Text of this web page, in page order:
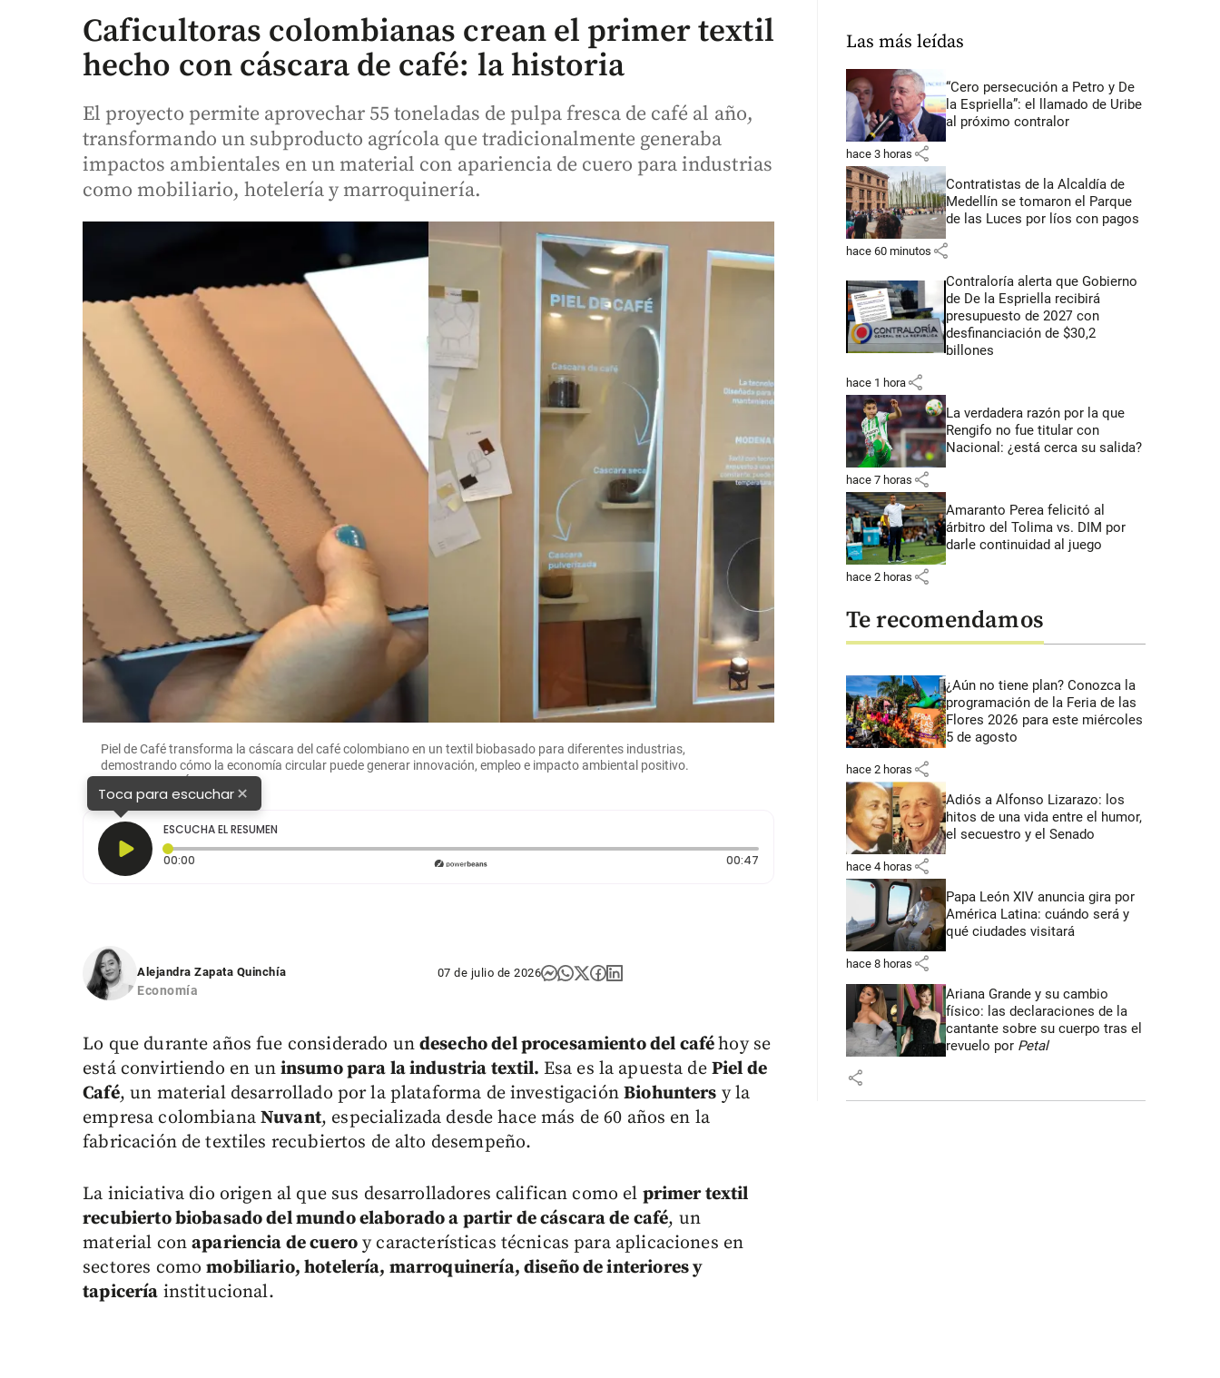
Caficultoras colombianas crean el primer textil
hecho con cáscara de café: la historia
El proyecto permite aprovechar 55 toneladas de pulpa fresca de café al año,
transformando un subproducto agrícola que tradicionalmente generaba
impactos ambientales en un material con apariencia de cuero para industrias
como mobiliario, hotelería y marroquinería.
Piel de Café transforma la cáscara del café colombiano en un textil biobasado para diferentes industrias,
demostrando cómo la economía circular puede generar innovación, empleo e impacto ambiental positivo.
Toca para escuchar×
ESCUCHA EL RESUMEN
00:00
00:47Duración: 47 segundos
Alejandra Zapata Quinchía
Economía
07 de julio de 2026
Lo que durante años fue considerado undesecho del procesamiento del caféhoy se
está convirtiendo en un insumo para la industria textil. Esa es la apuesta de Piel de
Café, un material desarrollado por la plataforma de investigaciónBiohunters y la
empresa colombianaNuvant, especializada desde hace más de 60 años en la
fabricación de textiles recubiertos de alto desempeño.
La iniciativa dio origen al que sus desarrolladores califican como el primer textil
recubierto biobasado del mundo elaborado a partir de cáscara de café, un
material conapariencia de cuero y características técnicas para aplicaciones en
sectores comomobiliario, hotelería, marroquinería, diseño de interiores y
tapicería institucional.
Las más leídas
“Cero persecución a Petro y De
la Espriella”: el llamado de Uribe
al próximo contralor
hace 3 horas share
Contratistas de la Alcaldía de
Medellín se tomaron el Parque
de las Luces por líos con pagos
hace 60 minutos share
Contraloría alerta que Gobierno
de De la Espriella recibirá
presupuesto de 2027 con
desfinanciación de $30,2
billones
hace 1 hora share
La verdadera razón por la que
Rengifo no fue titular con
Nacional: ¿está cerca su salida?
hace 7 horas share
Amaranto Perea felicitó al
árbitro del Tolima vs. DIM por
darle continuidad al juego
hace 2 horas share
Te recomendamos
¿Aún no tiene plan? Conozca la
programación de la Feria de las
Flores 2026 para este miércoles
5 de agosto
hace 2 horas share
Adiós a Alfonso Lizarazo: los
hitos de una vida entre el humor,
el secuestro y el Senado
hace 4 horas share
Papa León XIV anuncia gira por
América Latina: cuándo será y
qué ciudades visitará
hace 8 horas share
Ariana Grande y su cambio
físico: las declaraciones de la
cantante sobre su cuerpo tras el
revuelo por Petal
share